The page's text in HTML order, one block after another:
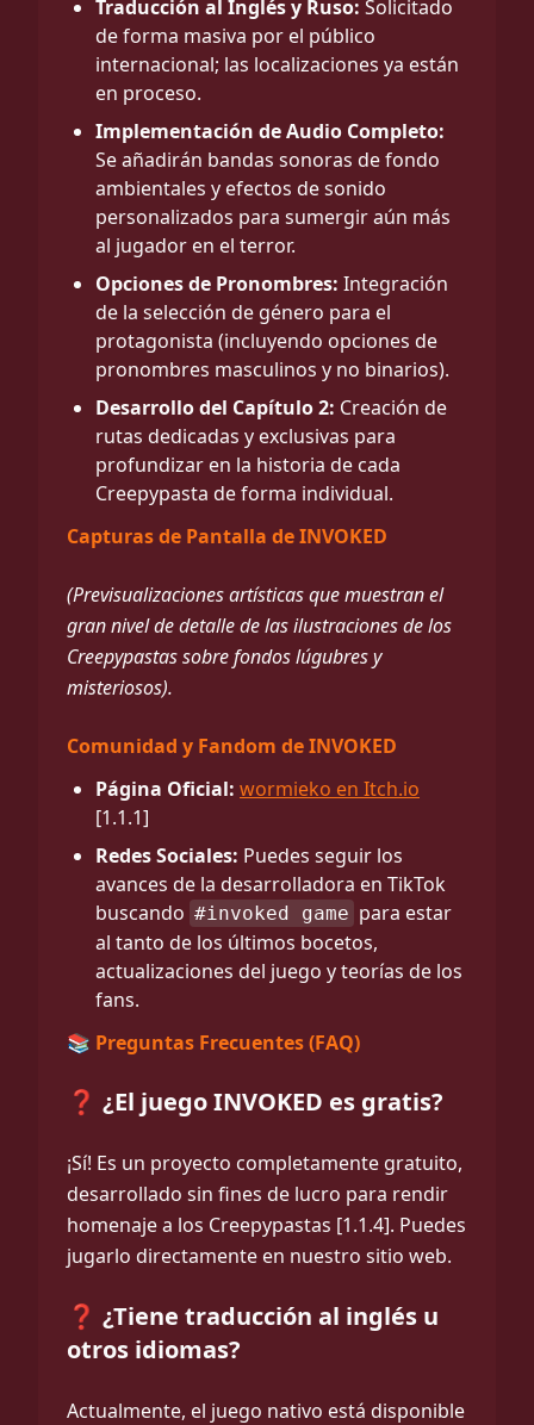
Traducción al Inglés y Ruso: Solicitado
de forma masiva por el público
internacional; las localizaciones ya están
en proceso.
Implementación de Audio Completo:
Se añadirán bandas sonoras de fondo
ambientales y efectos de sonido
personalizados para sumergir aún más
al jugador en el terror.
Opciones de Pronombres: Integración
de la selección de género para el
protagonista (incluyendo opciones de
pronombres masculinos y no binarios).
Desarrollo del Capítulo 2: Creación de
rutas dedicadas y exclusivas para
profundizar en la historia de cada
Creepypasta de forma individual.
Capturas de Pantalla de INVOKED
(Previsualizaciones artísticas que muestran el
gran nivel de detalle de las ilustraciones de los
Creepypastas sobre fondos lúgubres y
misteriosos).
Comunidad y Fandom de INVOKED
Página Oficial: wormieko en Itch.io
[1.1.1]
Redes Sociales: Puedes seguir los
avances de la desarrolladora en TikTok
buscando #invoked game para estar
al tanto de los últimos bocetos,
actualizaciones del juego y teorías de los
fans.
📚 Preguntas Frecuentes (FAQ)
❓ ¿El juego INVOKED es gratis?
¡Sí! Es un proyecto completamente gratuito,
desarrollado sin fines de lucro para rendir
homenaje a los Creepypastas [1.1.4]. Puedes
jugarlo directamente en nuestro sitio web.
❓ ¿Tiene traducción al inglés u
otros idiomas?
Actualmente, el juego nativo está disponible